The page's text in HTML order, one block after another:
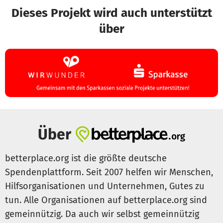
: Sportliche Betätigung hilft nicht nur der
Der Gemeinschaftsgeist
: Das gemeinsame Ziel, den
Lauf zu meistern, verbindet die Mädchen und schafft
Ihre Unterstützung zählt!
Die Spendengelder, die wir durch diesen Aufruf sammeln,
fließen direkt in Freizeit- und Bildungsangebote für
unsere jungen Frauen. Aufgrund ihrer Lebenssituation sind
sie oft benachteiligt und haben keinen Zugang zu
wichtigen Ressourcen, die für ihre persönliche und soziale
Dieses Projekt wird auch unterstützt
über
Über
betterplace.org ist die größte deutsche
Spendenplattform. Seit 2007 helfen wir Menschen,
Hilfsorganisationen und Unternehmen, Gutes zu
tun. Alle Organisationen auf betterplace.org sind
gemeinnützig. Da auch wir selbst gemeinnützig